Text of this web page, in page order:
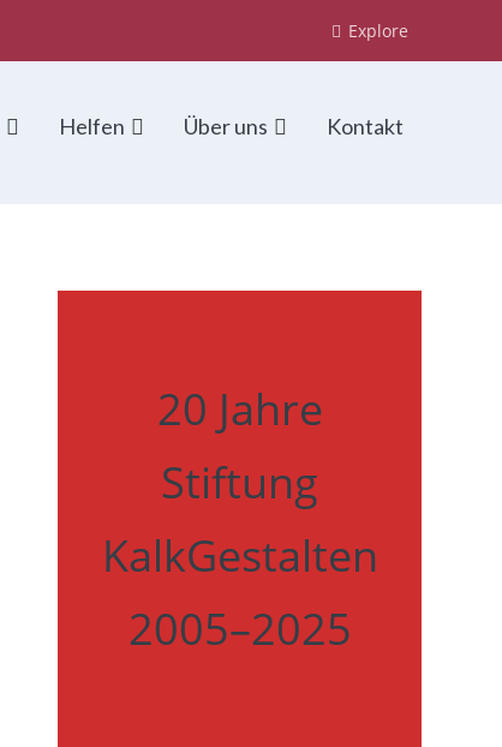
Explore
Helfen Über uns Kontakt
20 Jahre
Stiftung
KalkGestalten
2005–2025